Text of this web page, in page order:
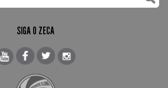
SIGA O ZECA